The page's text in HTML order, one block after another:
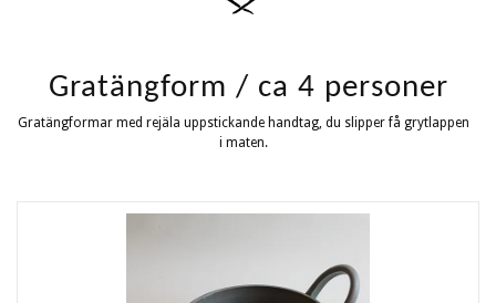
Gratängform / ca 4 personer
Gratängformar med rejäla uppstickande handtag, du slipper få grytlappen
i maten.